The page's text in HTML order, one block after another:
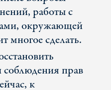
работы с
окружающей
многое сделать.
соблюдения прав
к